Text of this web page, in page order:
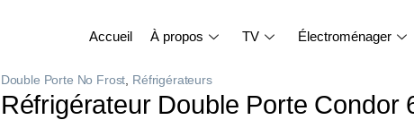
Accueil À propos TV Électroménager
Double Porte No Frost, Réfrigérateurs
Réfrigérateur Double Porte Condor